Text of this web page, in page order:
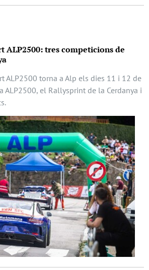
ALP2500: tres competicions de
ALP2500 torna a Alp els dies 11 i 12 de
ALP2500, el Rallysprint de la Cerdanya i